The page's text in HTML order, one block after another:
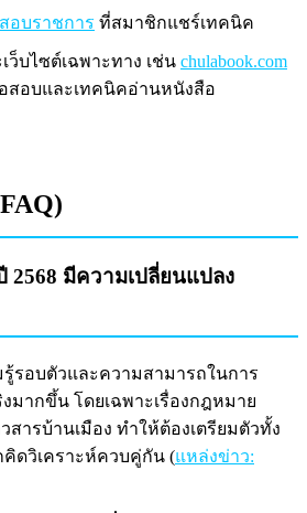
อบราชการ ที่สมาชิกแชร์เทคนิค
เว็บไซต์เฉพาะทาง เช่น chulabook.com
สอบและเทคนิคอ่านหนังสือ
มีความเปลี่ยนแปลง
รอบตัวและความสามารถในการ
มากขึ้น โดยเฉพาะเรื่องกฎหมาย
สารบ้านเมือง ทำให้ต้องเตรียมตัวทั้ง
ดวิเคราะห์ควบคู่กัน (แหล่งข่าว: